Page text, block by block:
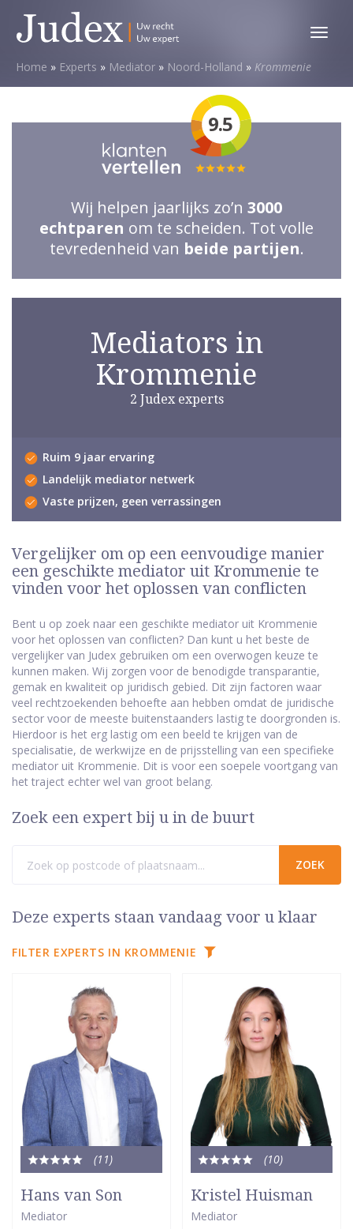
Toggle
Home » Experts » Mediator » Noord-Holland » Krommenie
9.5
Totale
waardering:
5
van
Wij helpen jaarlijks zo’n 3000
echtparen om te scheiden. Tot volle
tevredenheid van beide partijen.
Mediators in
Krommenie
2 Judex experts
Ruim 9 jaar ervaring
Landelijk mediator netwerk
Vaste prijzen, geen verrassingen
Vergelijker om op een eenvoudige manier
een geschikte mediator uit Krommenie te
vinden voor het oplossen van conflicten
Bent u op zoek naar een geschikte mediator uit Krommenie
voor het oplossen van conflicten? Dan kunt u het beste de
vergelijker van Judex gebruiken om een overwogen keuze te
kunnen maken. Wij zorgen voor de benodigde transparantie,
gemak en kwaliteit op juridisch gebied. Dit zijn factoren waar
veel rechtzoekenden behoefte aan hebben omdat de juridische
sector voor de meeste buitenstaanders lastig te doorgronden is.
Hierdoor is het erg lastig om een beeld te krijgen van de
specialisatie, de werkwijze en de prijsstelling van een specifieke
mediator uit Krommenie. Dit is voor een soepele voortgang van
het traject echter wel van groot belang.
Zoek een expert bij u in de buurt
Deze experts staan vandaag voor u klaar
FILTER EXPERTS IN KROMMENIE
(11)
Totale
5
van
Hans van Son
Mediator
(10)
Totale
waardering:
5
van
Kristel Huisman
Mediator